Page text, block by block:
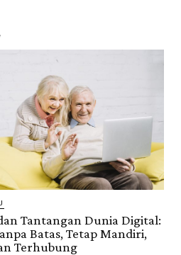
Tantangan Dunia Digital:
Batas, Tetap Mandiri,
Terhubung